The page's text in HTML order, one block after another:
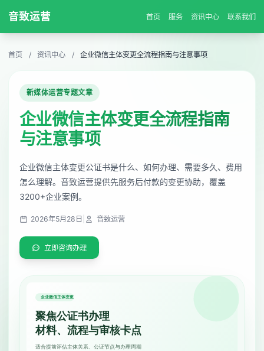
音致运营 首页 服务 资讯中心 联系我们
首页 / 资讯中心 / 企业微信主体变更全流程指南与注意事项
新媒体运营专题文章
企业微信主体变更全流程指南
与注意事项
企业微信主体变更公证书是什么、如何办理、需要多久、费用
怎么理解。音致运营提供先服务后付款的变更协助，覆盖
3200+企业案例。
2026年5月28日 音致运营
立即咨询办理